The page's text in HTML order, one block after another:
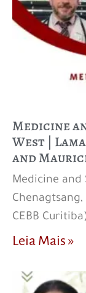
Medicine
West |
and
Medicine and
CEBB
Leia Mais »